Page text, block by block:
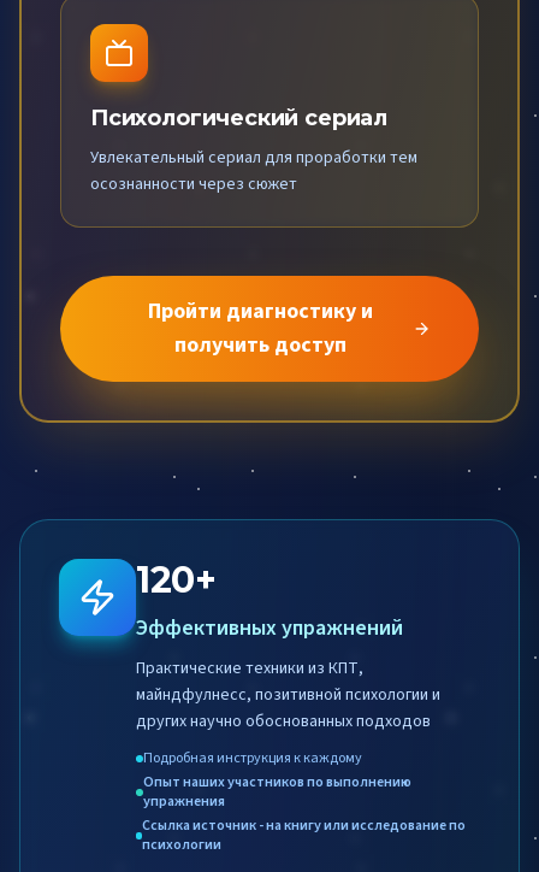
Психологический сериал
Увлекательный сериал для проработки тем
осознанности через сюжет
Пройти диагностику и
получить доступ
120+
Эффективных упражнений
Практические техники из КПТ,
майндфулнесс, позитивной психологии и
других научно обоснованных подходов
Подробная инструкция к каждому
Опыт наших участников по выполнению
упражнения
Ссылка источник - на книгу или исследование по
психологии